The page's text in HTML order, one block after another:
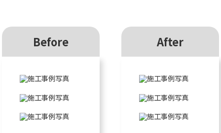
Before After